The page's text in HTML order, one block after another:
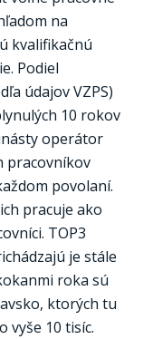
na
kvalifikačnú
Podiel
údajov VZPS)
10 rokov
operátor
pracovníkov
povolaní.
pracuje ako
TOP3
je stále
roka sú
ktorých tu
vyše 10 tisíc.